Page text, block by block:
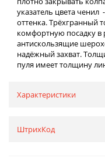
указатель цвета
оттенка. Трёхгранный
комфортную посадку
антискользящие
надёжный захват.
пуля имеет толщину
Характеристики
ШтрихКод